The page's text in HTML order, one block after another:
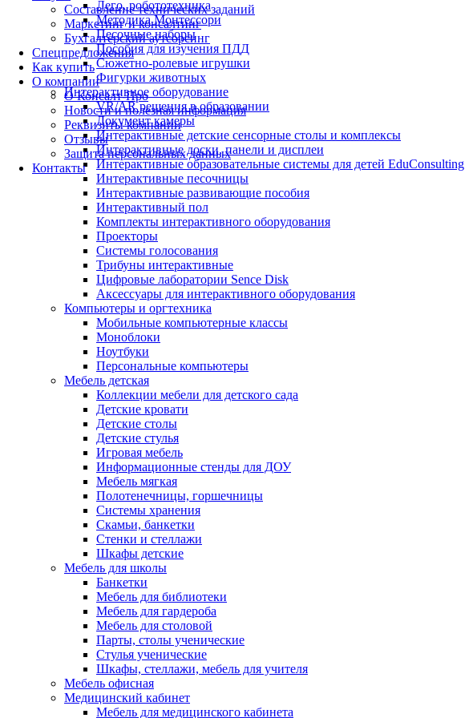
Составление технических заданий
Маркетинг и консалтинг
Бухгалтерский аутсорсинг
Спецпредложения
Как купить
О компании
О Консалт-Про
Новости и полезная информация
Реквизиты компании
Отзывы
Защита персональных данных
Контакты
Лего, робототехника
Методика Монтессори
Песочные наборы
Пособия для изучения ПДД
Сюжетно-ролевые игрушки
Фигурки животных
Интерактивное оборудование
VR/AR решения в образовании
Документ камеры
Интерактивные детские сенсорные столы и комплексы
Интерактивные доски, панели и дисплеи
Интерактивные образовательные системы для детей EduConsulting
Интерактивные песочницы
Интерактивные развивающие пособия
Интерактивный пол
Комплекты интерактивного оборудования
Проекторы
Системы голосования
Трибуны интерактивные
Цифровые лаборатории Sence Disk
Аксессуары для интерактивного оборудования
Компьютеры и оргтехника
Мобильные компьютерные классы
Моноблоки
Ноутбуки
Персональные компьютеры
Мебель детская
Коллекции мебели для детского сада
Детские кровати
Детские столы
Детские стулья
Игровая мебель
Информационные стенды для ДОУ
Мебель мягкая
Полотенечницы, горшечницы
Системы хранения
Скамьи, банкетки
Стенки и стеллажи
Шкафы детские
Мебель для школы
Банкетки
Мебель для библиотеки
Мебель для гардероба
Мебель для столовой
Парты, столы ученические
Стулья ученические
Шкафы, стеллажи, мебель для учителя
Мебель офисная
Медицинский кабинет
Мебель для медицинского кабинета